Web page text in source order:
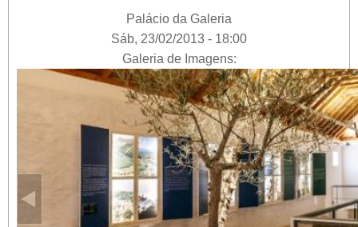
Palácio da Galeria
Sáb, 23/02/2013 - 18:00
Galeria de Imagens: